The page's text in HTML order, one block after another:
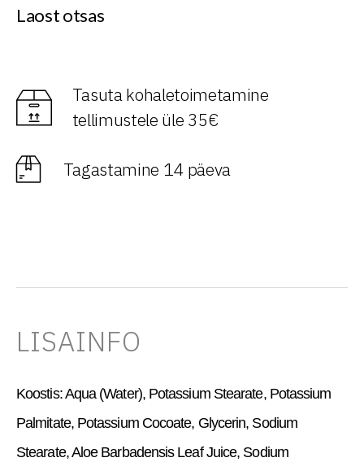
Laost otsas
Tasuta kohaletoimetamine
tellimustele üle 35€
Tagastamine 14 päeva
LISAINFO
Koostis:Aqua (Water), Potassium Stearate, Potassium
Palmitate, Potassium Cocoate, Glycerin, Sodium
Stearate, Aloe Barbadensis Leaf Juice, Sodium